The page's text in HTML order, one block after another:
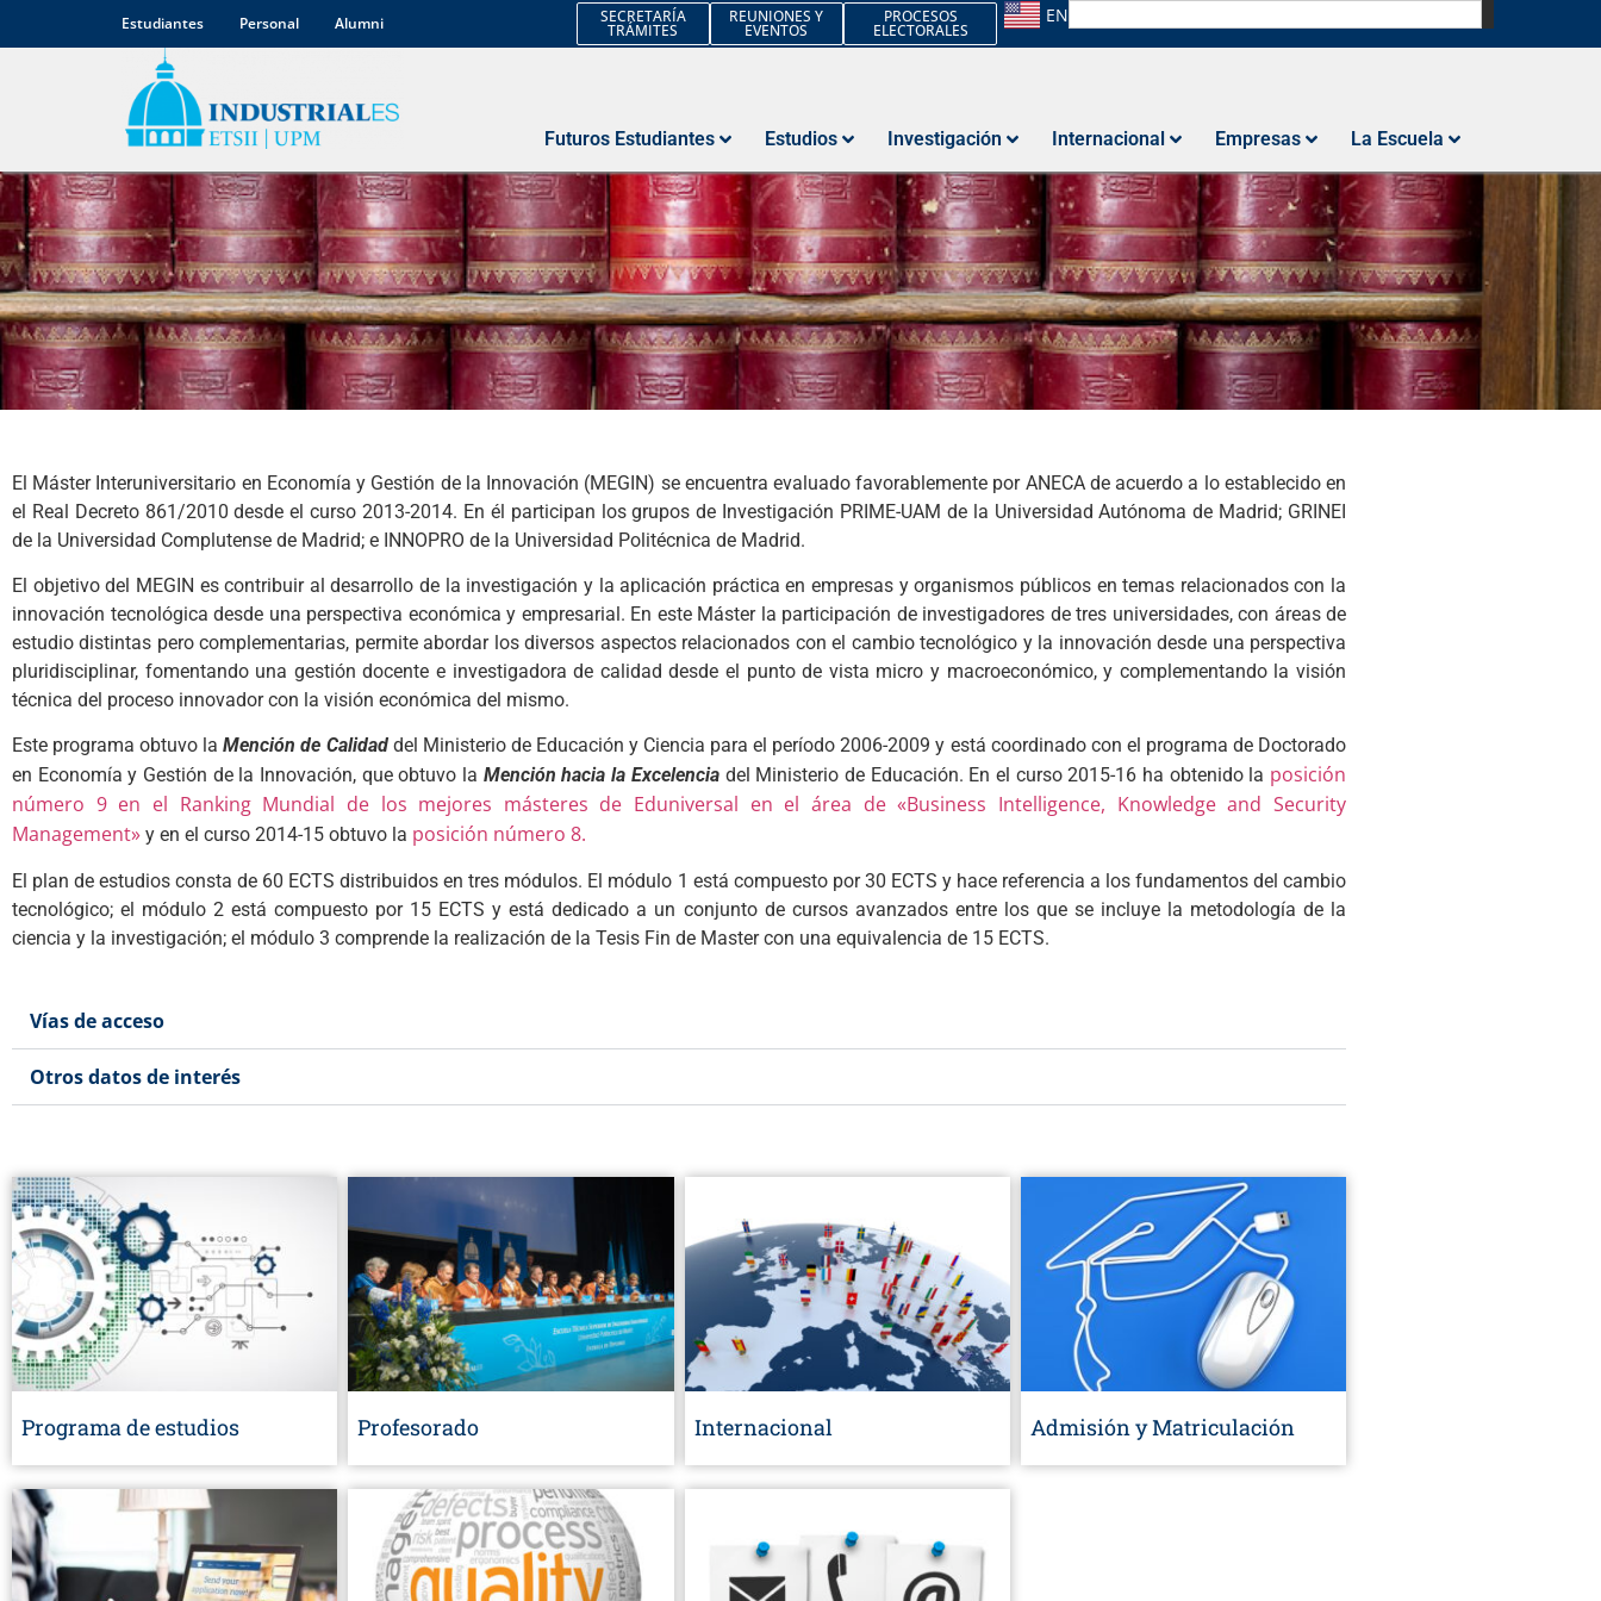
Estudiantes Personal Alumni SECRETARÍA
TRÁMITES
REUNIONES Y
EVENTOS
PROCESOS
ELECTORALES
EN
Futuros Estudiantes Estudios Investigación Internacional Empresas La Escuela
Máster en Economía y Gestión
de la Innovación
El Máster Interuniversitario en Economía y Gestión de la Innovación (MEGIN) se encuentra evaluado favorablemente por ANECA de acuerdo a lo establecido en
el Real Decreto 861/2010 desde el curso 2013-2014. En él participan los grupos de Investigación PRIME-UAM de la Universidad Autónoma de Madrid; GRINEI
de la Universidad Complutense de Madrid; e INNOPRO de la Universidad Politécnica de Madrid.
El objetivo del MEGIN es contribuir al desarrollo de la investigación y la aplicación práctica en empresas y organismos públicos en temas relacionados con la
innovación tecnológica desde una perspectiva económica y empresarial. En este Máster la participación de investigadores de tres universidades, con áreas de
estudio distintas pero complementarias, permite abordar los diversos aspectos relacionados con el cambio tecnológico y la innovación desde una perspectiva
pluridisciplinar, fomentando una gestión docente e investigadora de calidad desde el punto de vista micro y macroeconómico, y complementando la visión
técnica del proceso innovador con la visión económica del mismo.
Este programa obtuvo laMención de Calidaddel Ministerio de Educación y Ciencia para el período 2006-2009 y está coordinado con el programa de Doctorado
en Economía y Gestión de la Innovación, que obtuvo la Mención hacia la Excelenciadel Ministerio de Educación. En el curso 2015-16 ha obtenido la posición
número 9 en el Ranking Mundial de los mejores másteres de Eduniversal en el área de «Business Intelligence, Knowledge and Security
Management» y en el curso 2014-15 obtuvo la posición número 8.
El plan de estudios consta de 60 ECTS distribuidos en tres módulos. El módulo 1 está compuesto por 30 ECTS y hace referencia a los fundamentos del cambio
tecnológico; el módulo 2 está compuesto por 15 ECTS y está dedicado a un conjunto de cursos avanzados entre los que se incluye la metodología de la
ciencia y la investigación; el módulo 3 comprende la realización de la Tesis Fin de Master con una equivalencia de 15 ECTS.
Vías de acceso
Otros datos de interés
Programa de estudios Profesorado Internacional Admisión y Matriculación